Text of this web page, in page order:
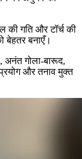
की गति और टॉर्च की
बनाएँ।
अनंत गोला-बारूद,
और तनाव मुक्त